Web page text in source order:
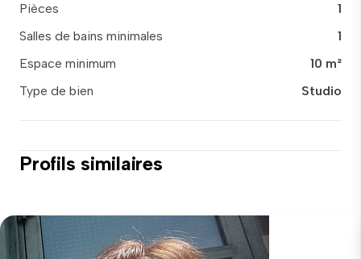
Pièces
1
Salles de bains minimales
1
Espace minimum
10 m²
Type de bien
Studio
Profils similaires